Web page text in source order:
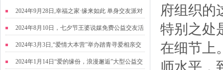
府组织的
特别之处
在细节上
师水平，
2024年9月28日,幸福之家·缘来如此 单身交友派对
2024年8月10日，七夕节王婆说媒免费公益交友活
动
2024年3月3日,“爱情大本营”举办踏青寻爱相亲交
友活动
2024年1月14日“爱的缘份，浪漫邂逅”大型公益交